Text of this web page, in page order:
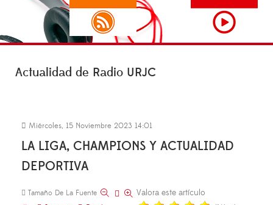
Actualidad de Radio URJC
Miércoles, 15 Noviembre 2023 14:01
LA LIGA, CHAMPIONS Y ACTUALIDAD
DEPORTIVA
Tamaño De La Fuente
Valora este artículo